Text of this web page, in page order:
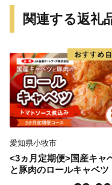
関連する返礼
愛知県小牧市
<3ヵ月定期便>国産キャ
と豚肉のロールキャベツ